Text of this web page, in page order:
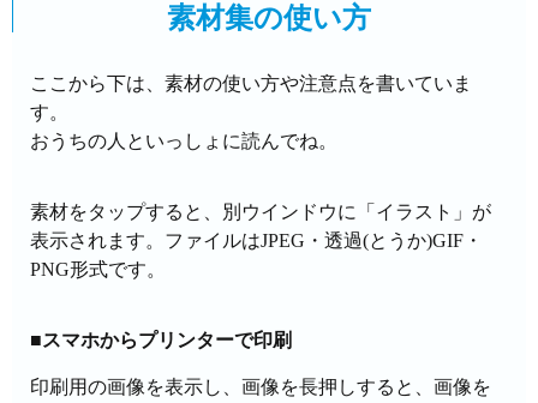
素材集の使い方
ここから下は、素材の使い方や注意点を書いていま
す。
おうちの人といっしょに読んでね。
素材をタップすると、別ウインドウに「イラスト」が
表示されます。ファイルはJPEG・透過(とうか)GIF・
PNG形式です。
■スマホからプリンターで印刷
印刷用の画像を表示し、画像を長押しすると、画像を